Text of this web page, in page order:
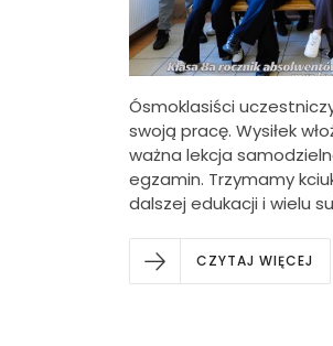
Ósmoklasiści
swoją pracę. Wysiłek
ważna lekcja
egzamin. Trzymamy
dalszej edukacji i wielu
CZYTAJ WIĘCEJ